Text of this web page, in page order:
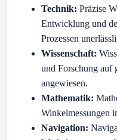
Technik: Präzise
Entwicklung und
Prozessen
Wissenschaft:
und Forschung auf
angewiesen.
Mathematik:
Winkelmessungen
Navigation: